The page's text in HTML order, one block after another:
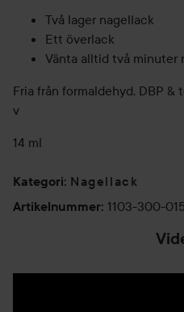
Två lager nagellack
Ett överlack
Vänta alltid två minuter
Fria från formaldehyd, DBP &
v
14 ml
Kategori: Nagellack
Artikelnummer: 1103-300-